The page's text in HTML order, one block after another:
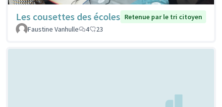
Les cousettes des écoles Retenue par le tri citoyen
Faustine Vanhulle
4 23